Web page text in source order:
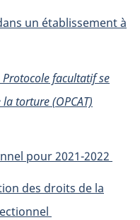
un établissement à
Protocole facultatif se
torture (OPCAT)
pour 2021-2022
des droits de la